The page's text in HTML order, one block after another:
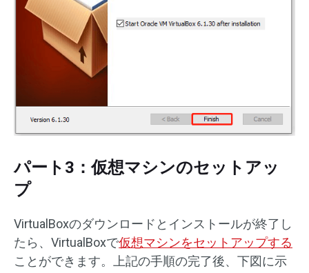
パート3：仮想マシンのセットアッ
プ
VirtualBoxのダウンロードとインストールが終了し
たら、VirtualBoxで仮想マシンをセットアップする
ことができます。上記の手順の完了後、下図に示